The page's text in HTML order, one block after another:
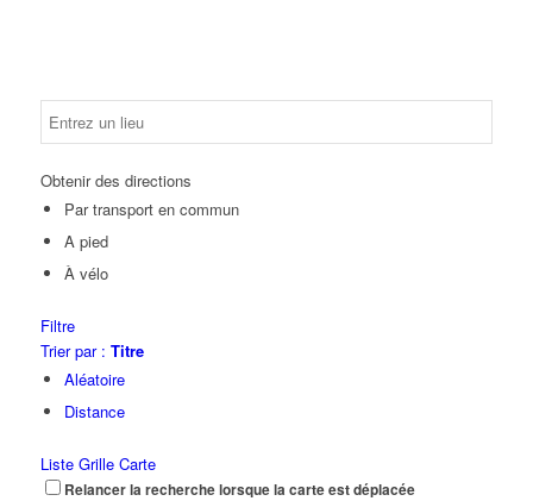
Obtenir des directions
Par transport en commun
A pied
À vélo
Filtre
Trier par : Titre
Aléatoire
Distance
Liste Grille Carte
Relancer la recherche lorsque la carte est déplacée